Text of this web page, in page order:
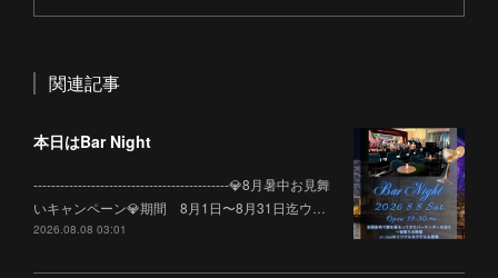
関連記事
本日はBar Night
--------------------------------------------💎8月暑中お見舞
いキャンペーン💎期間 8月1日〜8月31日迄ウ…
2026.08.08 03:01